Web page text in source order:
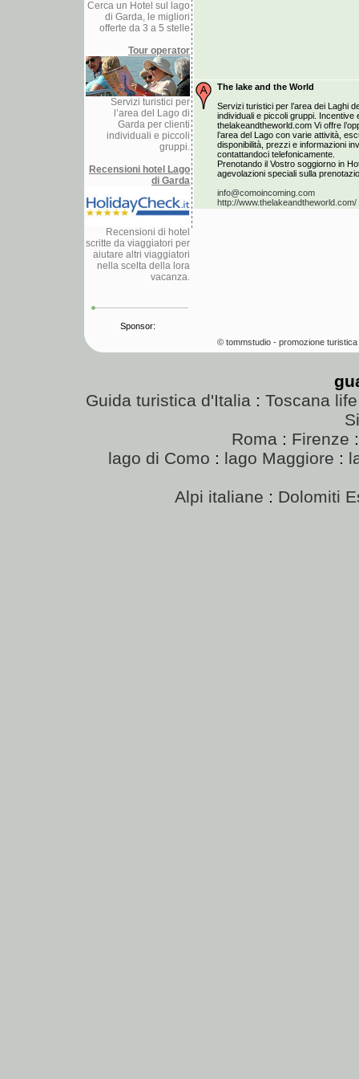
Cerca un Hotel sul lago
di Garda, le migliori
offerte da 3 a 5 stelle
Tour operator
Servizi turistici per
l’area del Lago di
Garda per clienti
individuali e piccoli
gruppi.
Recensioni hotel Lago
di Garda
Recensioni di hotel
scritte da viaggiatori per
aiutare altri viaggiatori
nella scelta della lora
vacanza.
Sponsor:
The lake and the World
Servizi turistici per l’area dei Laghi
individuali e piccoli gruppi. Incentive
thelakeandtheworld.com Vi offre
l’area del Lago con varie attività,
disponibilità, prezzi e informazioni
contattandoci telefonicamente.
Prenotando il Vostro soggiorno in
agevolazioni speciali sulla
info@comoincoming.com
http://www.thelakeandtheworld.com/
© tommstudio - promozione turistica
Guida turistica d'Italia : Toscana
Roma: Firenze
lago di Como : lago Maggiore :
Alpi italiane : Dolomiti